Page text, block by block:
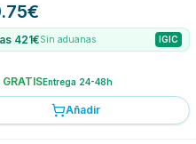
€
421€Sin aduanas IGIC
Entrega 24-48h
Añadir